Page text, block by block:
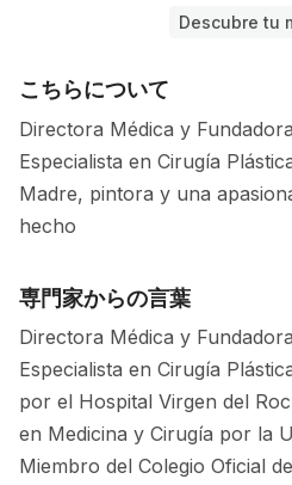
Descubre tu
こちらについて
Directora Médica y
Especialista en Cirugía
Madre, pintora y una
hecho
専門家からの言葉
Directora Médica y
Especialista en Cirugía
por el Hospital Virgen del
en Medicina y Cirugía por la
Miembro del Colegio Oficial